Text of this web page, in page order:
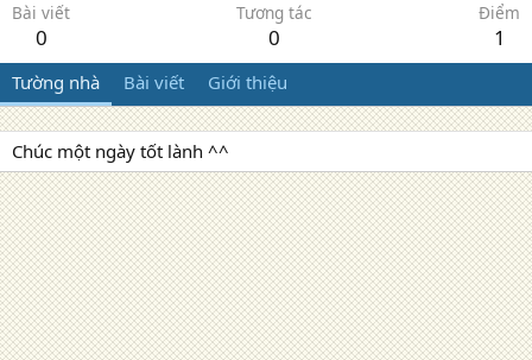
Bài viết
0
Tương tác
0
Điểm
1
Tường nhà Bài viết Giới thiệu
Chúc một ngày tốt lành ^^